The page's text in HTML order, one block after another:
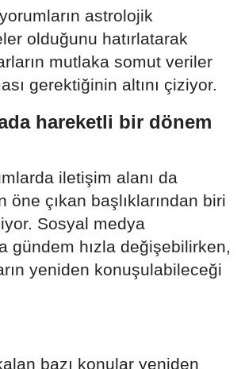
astrolojik
olduğunu hatırlatarak
mutlaka somut veriler
gerektiğinin altını çiziyor.
hareketli bir dönem
iletişim alanı da
öne çıkan başlıklarından biri
Sosyal medya
gündem hızla değişebilirken,
yeniden konuşulabileceği
bazı konular yeniden